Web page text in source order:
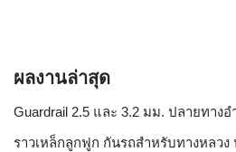
ผลงานล่าสุด
Guardrail 2.5 และ 3.2 มม. ปลายทาง
ราวเหล็กลูกฟูก กันรถสําหรับทางหลวง